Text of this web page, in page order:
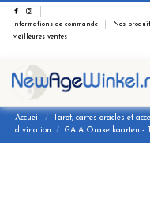
Informations de commande Nos
Meilleures ventes
Accueil Tarot, cartes oracles et
divination
GAIA Orakelkaarten -